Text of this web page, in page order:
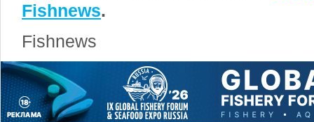
Fishnews.
Fishnews